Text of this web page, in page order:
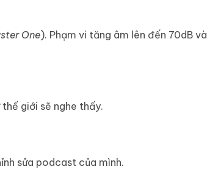
One). Phạm vi tăng âm lên đến 70dB và
giới sẽ nghe thấy.
sửa podcast của mình.